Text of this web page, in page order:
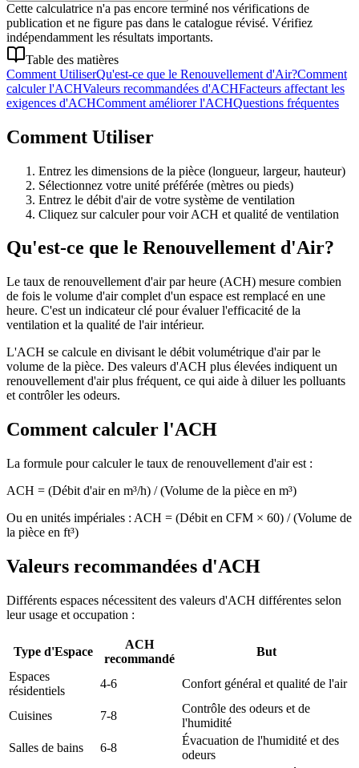
Cette calculatrice n'a pas encore terminé nos vérifications de
publication et ne figure pas dans le catalogue révisé. Vérifiez
indépendamment les résultats importants.
Table des matières
Comment UtiliserQu'est-ce que le Renouvellement d'Air?Comment
calculer l'ACHValeurs recommandées d'ACHFacteurs affectant les
exigences d'ACHComment améliorer l'ACHQuestions fréquentes
Comment Utiliser
Entrez les dimensions de la pièce (longueur, largeur, hauteur)
Sélectionnez votre unité préférée (mètres ou pieds)
Entrez le débit d'air de votre système de ventilation
Cliquez sur calculer pour voir ACH et qualité de ventilation
Qu'est-ce que le Renouvellement d'Air?
Le taux de renouvellement d'air par heure (ACH) mesure combien
de fois le volume d'air complet d'un espace est remplacé en une
heure. C'est un indicateur clé pour évaluer l'efficacité de la
ventilation et la qualité de l'air intérieur.
L'ACH se calcule en divisant le débit volumétrique d'air par le
volume de la pièce. Des valeurs d'ACH plus élevées indiquent un
renouvellement d'air plus fréquent, ce qui aide à diluer les polluants
et contrôler les odeurs.
Comment calculer l'ACH
La formule pour calculer le taux de renouvellement d'air est :
ACH = (Débit d'air en m³/h) / (Volume de la pièce en m³)
Ou en unités impériales : ACH = (Débit en CFM × 60) / (Volume de
la pièce en ft³)
Valeurs recommandées d'ACH
Différents espaces nécessitent des valeurs d'ACH différentes selon
leur usage et occupation :
Type d'Espace
ACH
recommandé
But
Espaces
résidentiels
4-6 Confort général et qualité de l'air
Cuisines 7-8
Contrôle des odeurs et de
l'humidité
Salles de bains
6-8
Évacuation de l'humidité et des
odeurs